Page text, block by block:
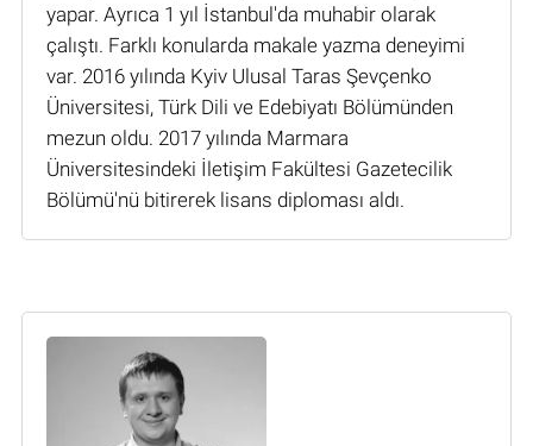
yapar. Ayrıca 1 yıl İstanbul'da muhabir olarak
çalıştı. Farklı konularda makale yazma deneyimi
var. 2016 yılında Kyiv Ulusal Taras Şevçenko
Üniversitesi, Türk Dili ve Edebiyatı Bölümünden
mezun oldu. 2017 yılında Marmara
Üniversitesindeki İletişim Fakültesi Gazetecilik
Bölümü'nü bitirerek lisans diploması aldı.